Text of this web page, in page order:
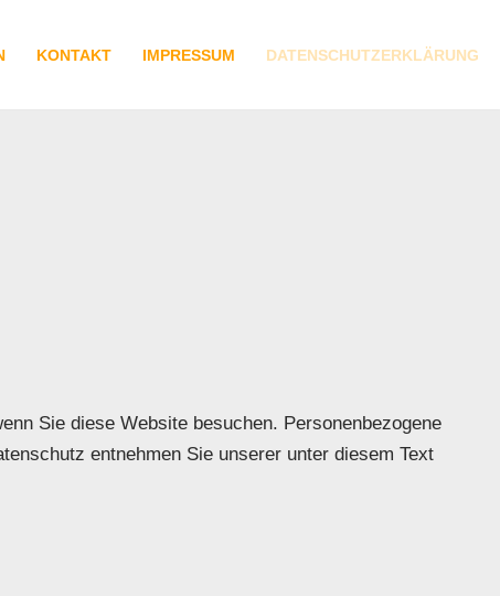
KONTAKT IMPRESSUM DATENSCHUTZERKLÄRUNG
Sie diese Website besuchen. Personenbezogene
entnehmen Sie unserer unter diesem Text